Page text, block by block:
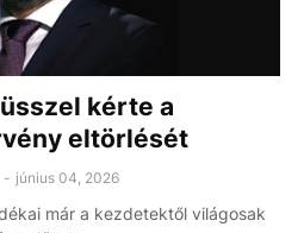
kérte a
eltörlését
- június 04, 2026
már a kezdetektől világosak